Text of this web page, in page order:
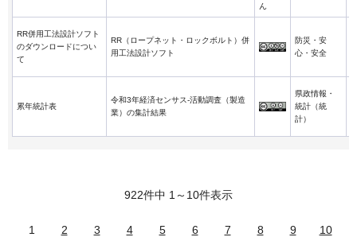
ん
RR併用工法設計ソフト
のダウンロードについ
て
RR（ロープネット・ロックボルト）併
用工法設計ソフト
防災・安
心・安全
累年統計表
令和3年経済センサス-活動調査（製造
業）の集計結果
県政情報・
統計（統
計）
922件中 1～10件表示
1 2 3 4 5 6 7 8 9
10